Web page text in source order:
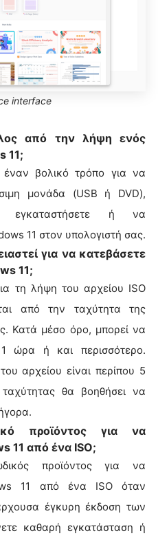
interface
από την λήψη ενός
11;
βολικό τρόπο για να
μονάδα (USB ή DVD),
εγκαταστήσετε ή να
11 στον υπολογιστή σας.
για να κατεβάσετε
11;
τη λήψη του αρχείου ISO
από την ταχύτητα της
Κατά μέσο όρο, μπορεί να
ώρα ή και περισσότερο.
αρχείου είναι περίπου 5
θα βοηθήσει να
προϊόντος για να
11 από ένα ISO;
προϊόντος για να
11 από ένα ISO όταν
έγκυρη έκδοση των
καθαρή εγκατάσταση ή